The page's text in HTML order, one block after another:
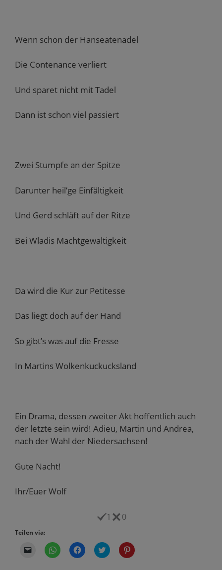
Wenn schon der Hanseatenadel
Die Contenance verliert
Und sparet nicht mit Tadel
Dann ist schon viel passiert
Zwei Stumpfe an der Spitze
Darunter heil’ge Einfältigkeit
Und Gerd schläft auf der Ritze
Bei Wladis Machtgewaltigkeit
Da wird die Kur zur Petitesse
Das liegt doch auf der Hand
So gibt’s was auf die Fresse
In Martins Wolkenkuckucksland
Ein Drama, dessen zweiter Akt hoffentlich auch
der letzte sein wird! Adieu, Martin und Andrea,
nach der Wahl der Niedersachsen!
Gute Nacht!
Ihr/Euer Wolf
1 0
Teilen via:
K
l
K
l
K
l
K
l